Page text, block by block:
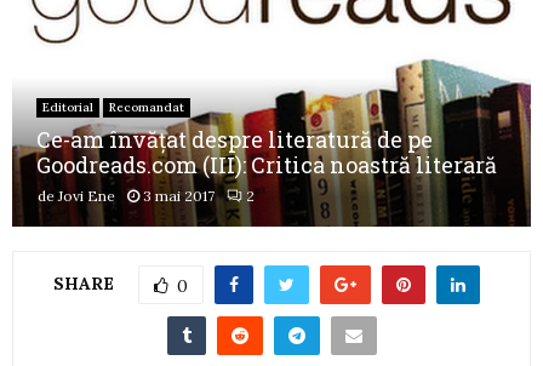
Editorial Recomandat
Ce-am învățat despre literatură de pe
Goodreads.com (III): Critica noastră literară
deJovi Ene 3 mai 2017 2
SHARE 0